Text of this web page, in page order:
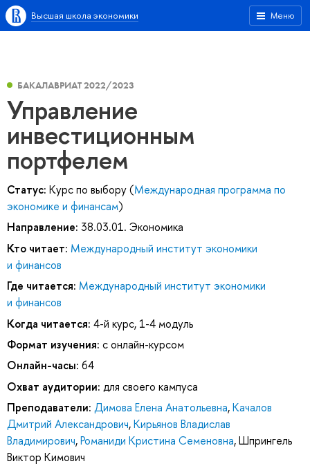
Меню
Высшая школа экономики
БАКАЛАВРИАТ 2022/2023
Управление
инвестиционным
портфелем
Статус: Курс по выбору (Международная программа по
экономике и финансам)
Направление: 38.03.01. Экономика
Кто читает: Международный институт экономики
и финансов
Где читается: Международный институт экономики
и финансов
Когда читается: 4-й курс, 1-4 модуль
Формат изучения: с онлайн-курсом
Онлайн-часы: 64
Охват аудитории: для своего кампуса
Преподаватели: Димова Елена Анатольевна,Качалов
Дмитрий Александрович,Кирьянов Владислав
Владимирович,Романиди Кристина Семеновна,Шпрингель
Виктор Кимович